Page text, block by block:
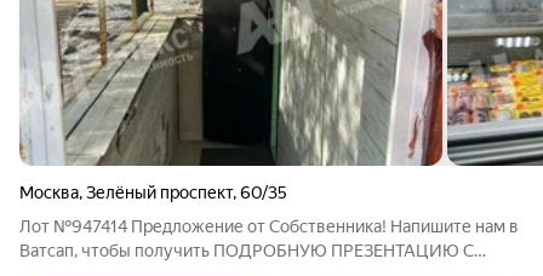
Москва,Зелёный проспект,60/35
Лот №947414 Предложение от Собственника! Напишите нам в
Ватсап, чтобы получить ПОДРОБНУЮ ПРЕЗЕНТАЦИЮ С